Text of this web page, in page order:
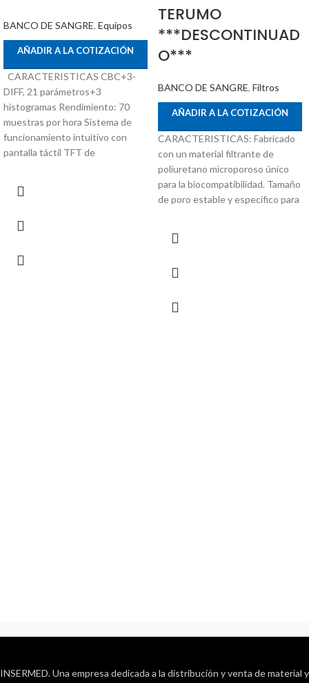
BANCO DE SANGRE, Equipos
AÑADIR A LA COTIZACIÓN
CARACTERISTICAS CBC+3-
DIFF, 21 parámetros+3
histogramas Rendimiento: 70
muestras por hora Sistema de
funcionamiento intuitivo con
pantalla táctil TFT de
TERUMO
***DESCONTINUAD
O***
BANCO DE SANGRE, Filtros
AÑADIR A LA COTIZACIÓN
CARACTERISTICAS: Fabricado
con un material filtrante de
poliuretano microporoso único
para la biocompatibilidad. Tamaño
de poro estable y específico para
INSERMED. Una empresa dedicada a la distribución y venta de material y